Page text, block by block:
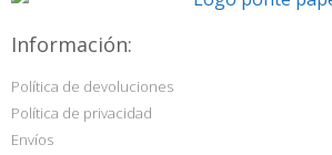
Información:
Política de devoluciones
Política de privacidad
Envíos